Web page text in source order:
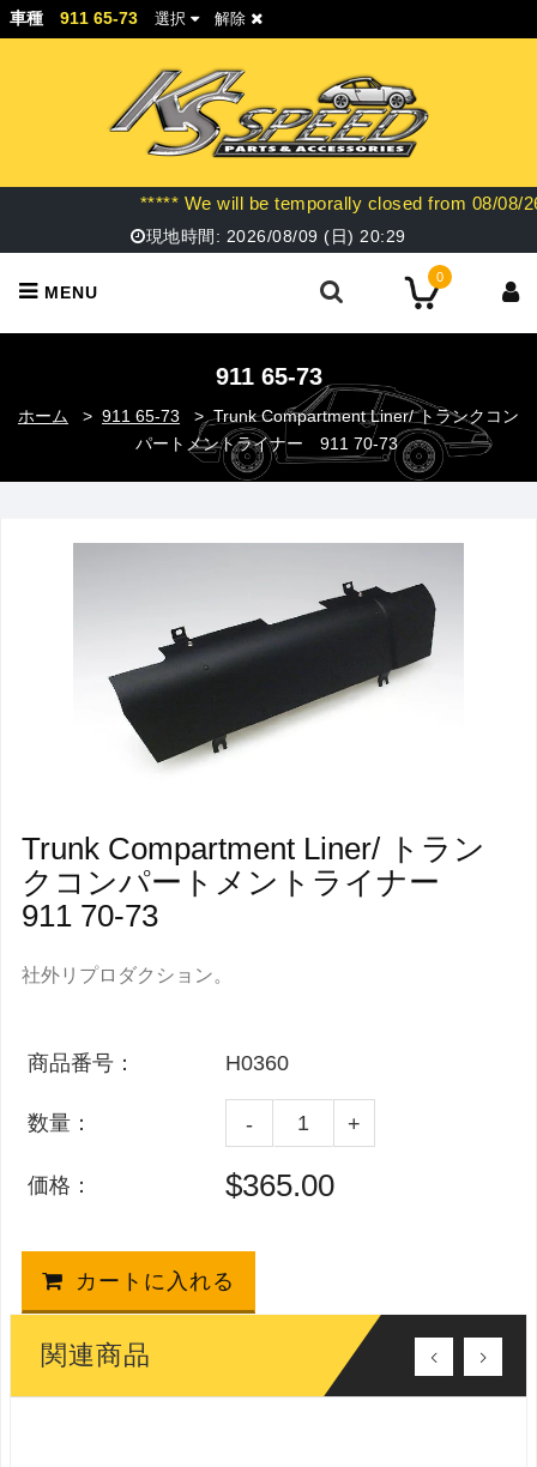
車種 911 65-73 選択 解除
***** We will be temporally closed from 08/08/
現地時間: 2026/08/09 (日) 20:29
0
MENU
911 65-73
ホーム > 911 65-73 > Trunk Compartment Liner/ トランクコン
パートメントライナー 911 70-73
Trunk Compartment Liner/ トラン
クコンパートメントライナー
911 70-73
社外リプロダクション。
商品番号： H0360
数量： - +
価格： $365.00
カートに入れる
関連商品